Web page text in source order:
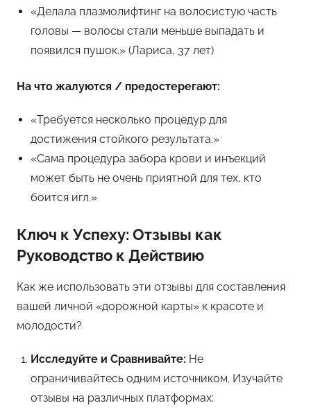
«Делала плазмолифтинг на волосистую часть
головы — волосы стали меньше выпадать и
появился пушок.» (Лариса, 37 лет)
На что жалуются / предостерегают:
«Требуется несколько процедур для
достижения стойкого результата.»
«Сама процедура забора крови и инъекций
может быть не очень приятной для тех, кто
боится игл.»
Ключ к Успеху: Отзывы как
Руководство к Действию
Как же использовать эти отзывы для составления
вашей личной «дорожной карты» к красоте и
молодости?
Исследуйте и Сравнивайте: Не
ограничивайтесь одним источником. Изучайте
отзывы на различных платформах: